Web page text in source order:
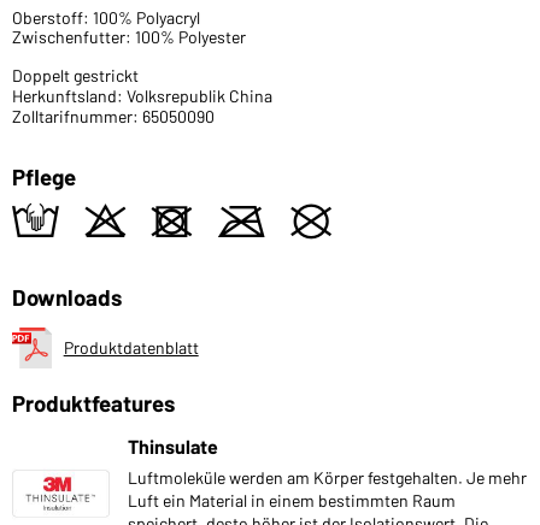
Oberstoff: 100% Polyacryl
Zwischenfutter: 100% Polyester
Doppelt gestrickt
Herkunftsland: Volksrepublik China
Zolltarifnummer: 65050090
Pflege
t o d m U
Downloads
Produktdatenblatt
Produktfeatures
Thinsulate
Luftmoleküle werden am Körper festgehalten. Je mehr
Luft ein Material in einem bestimmten Raum